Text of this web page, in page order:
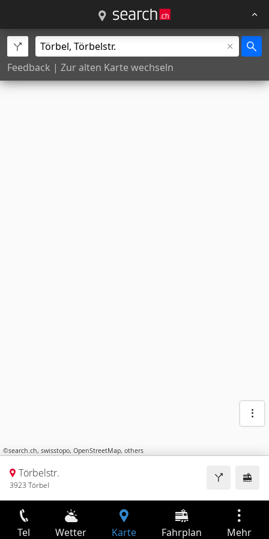
Feedback | Zur alten Karte wechseln
©search.ch, swisstopo, OpenStreetMap, others
Törbelstr.
3923 Törbel
Tel Wetter Karte Fahrplan Mehr